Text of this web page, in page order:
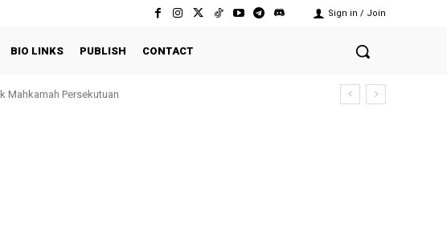
Sign in / Join
BIO LINKS PUBLISH CONTACT
Mahkamah Persekutuan